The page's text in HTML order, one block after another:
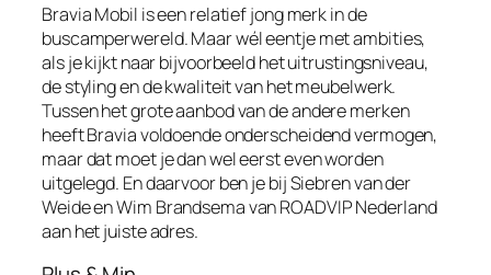
Bravia Mobil is een relatief jong merk in de
buscamperwereld. Maar wél eentje met ambities,
als je kijkt naar bijvoorbeeld het uitrustingsniveau,
de styling en de kwaliteit van het meubelwerk.
Tussen het grote aanbod van de andere merken
heeft Bravia voldoende onderscheidend vermogen,
maar dat moet je dan wel eerst even worden
uitgelegd. En daarvoor ben je bij Siebren van der
Weide en Wim Brandsema van ROADVIP Nederland
aan het juiste adres.